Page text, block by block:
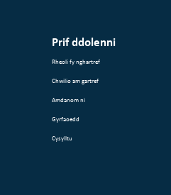
Prif ddolenni
Rheoli fy nghartref
Chwilio am gartref
Amdanom ni
Gyrfaoedd
Cysylltu